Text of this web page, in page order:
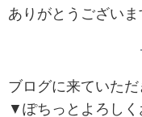
ありがとうござい
ブログに来ていただ
▼ぽちっとよろしく